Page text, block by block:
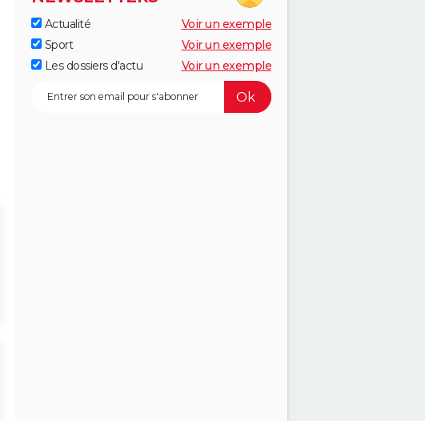
Actualité
Voir un exemple
Sport
Voir un exemple
Les dossiers d'actu
Voir un exemple